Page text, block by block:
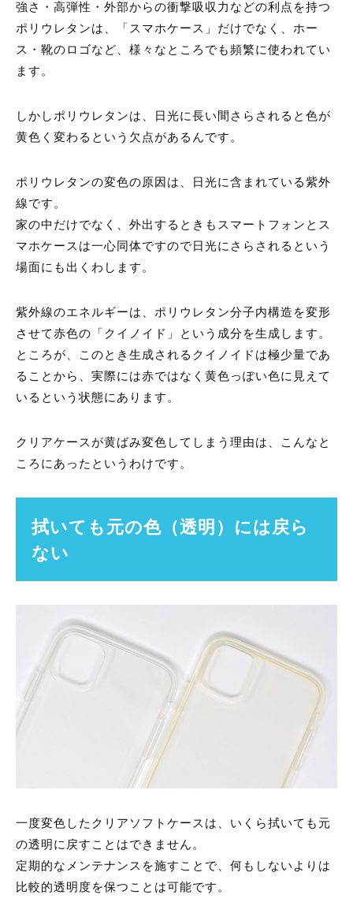
強さ・高弾性・外部からの衝撃吸収力などの利点を持つ
ポリウレタンは、「スマホケース」だけでなく、ホー
ス・靴のロゴなど、様々なところでも頻繁に使われてい
ます。
しかしポリウレタンは、日光に長い間さらされると色が
黄色く変わるという欠点があるんです。
ポリウレタンの変色の原因は、日光に含まれている紫外
線です。
家の中だけでなく、外出するときもスマートフォンとス
マホケースは一心同体ですので日光にさらされるという
場面にも出くわします。
紫外線のエネルギーは、ポリウレタン分子内構造を変形
させて赤色の「クイノイド」という成分を生成します。
ところが、このとき生成されるクイノイドは極少量であ
ることから、実際には赤ではなく黄色っぽい色に見えて
いるという状態にあります。
クリアケースが黄ばみ変色してしまう理由は、こんなと
ころにあったというわけです。
拭いても元の色（透明）には戻ら
ない
一度変色したクリアソフトケースは、いくら拭いても元
の透明に戻すことはできません。
定期的なメンテナンスを施すことで、何もしないよりは
比較的透明度を保つことは可能です。